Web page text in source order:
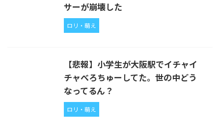
サーが崩壊した
ロリ・萌え
【悲報】小学生が大阪駅でイチャイ
チャべろちゅーしてた。世の中どう
なってるん？
ロリ・萌え